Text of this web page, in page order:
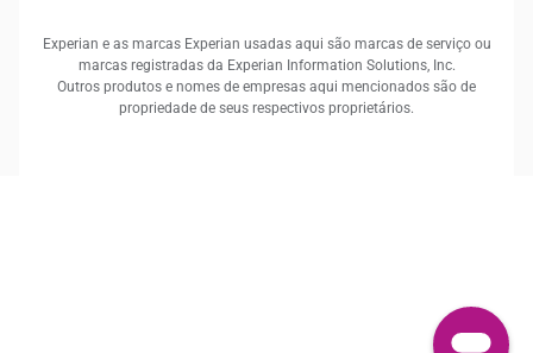
Experian e as marcas Experian usadas aqui são marcas de serviço ou
marcas registradas da Experian Information Solutions, Inc.
Outros produtos e nomes de empresas aqui mencionados são de
propriedade de seus respectivos proprietários.